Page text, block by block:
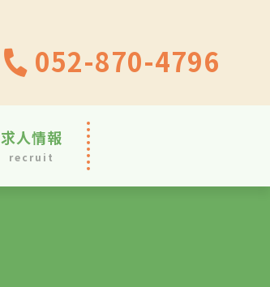
052-870-4796
求人情報
recruit